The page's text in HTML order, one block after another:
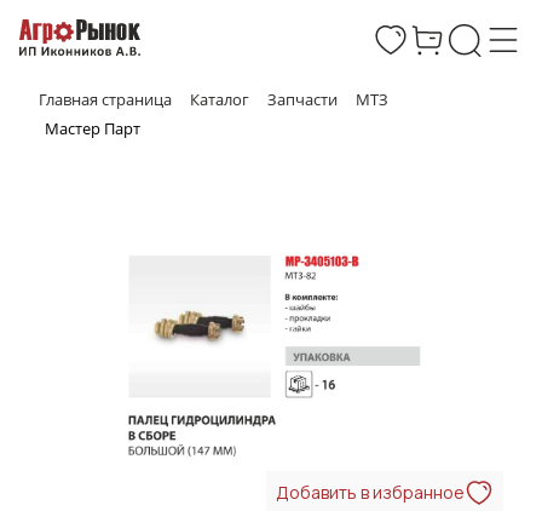
Главная страница Каталог Запчасти
МТЗ
Мастер Парт
Добавить в избранное